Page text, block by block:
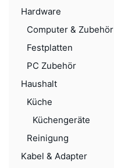
Hardware
Computer & Zubehör
Festplatten
PC Zubehör
Haushalt
Küche
Küchengeräte
Reinigung
Kabel & Adapter